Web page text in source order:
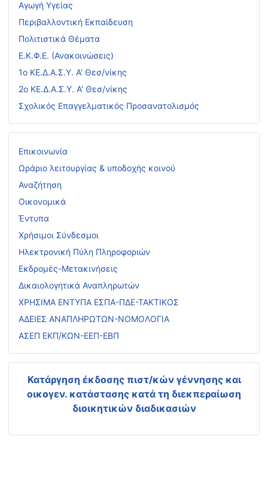
Αγωγή Υγείας
Περιβαλλοντική Εκπαίδευση
Πολιτιστικά Θέματα
Ε.Κ.Φ.Ε. (Ανακοινώσεις)
1ο ΚΕ.Δ.Α.Σ.Υ. Α' Θεσ/νίκης
2ο ΚΕ.Δ.Α.Σ.Υ. Α' Θεσ/νίκης
Σχολικός Επαγγελματικός Προσανατολισμός
Επικοινωνία
Ωράριο λειτουργίας & υποδοχής κοινού
Αναζήτηση
Οικονομικά
Έντυπα
Χρήσιμοι Σύνδεσμοι
Ηλεκτρονική Πύλη Πληροφοριών
Εκδρομές-Μετακινήσεις
Δικαιολογητικά Αναπληρωτών
ΧΡΗΣΙΜΑ ΕΝΤΥΠΑ ΕΣΠΑ-ΠΔΕ-ΤΑΚΤΙΚΟΣ
ΑΔΕΙΕΣ ΑΝΑΠΛΗΡΩΤΩΝ-ΝΟΜΟΛΟΓΙΑ
ΑΣΕΠ ΕΚΠ/ΚΩΝ-ΕΕΠ-ΕΒΠ
Κατάργηση έκδοσης πιστ/κών γέννησης και
οικογεν. κατάστασης κατά τη διεκπεραίωση
διοικητικών διαδικασιών